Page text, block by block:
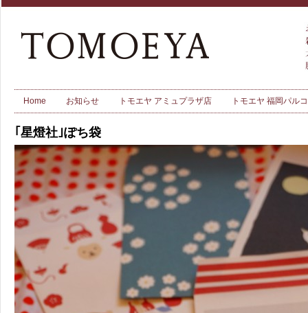
Home お知らせ トモエヤ アミュプラザ店 トモエヤ 福岡パル
｢星燈社｣ぽち袋